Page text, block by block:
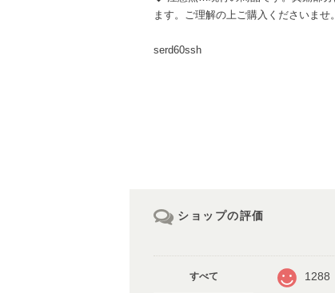
ます。ご理解の上ご購入くださいませ。
serd60ssh
ショップの評価
すべて 1288